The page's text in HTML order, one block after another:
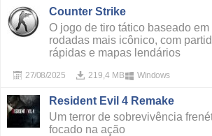
Counter Strike
O jogo de tiro tático baseado em
rodadas mais icônico, com
rápidas e mapas lendários
219,4 MB
27/08/2025 Windows
Resident Evil 4 Remake
Um terror de sobrevivência
focado na ação